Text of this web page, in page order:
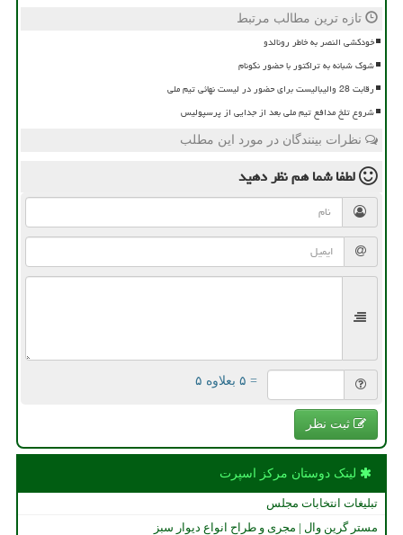
تازه ترین مطالب مرتبط
خودکشی النصر به خاطر رونالدو
شوک شبانه به تراکتور با حضور نکونام
رقابت 28 والیبالیست برای حضور در لیست نهائی تیم ملی
شروع تلخ مدافع تیم ملی بعد از جدایی از پرسپولیس
نظرات بینندگان در مورد این مطلب
لطفا شما همنظر دهید
= ۵ بعلاوه ۵
ثبت نظر
لینک دوستان مركز اسپرت
تبلیغات انتخابات مجلس
مستر گرین وال | مجری و طراح انواع دیوار سبز